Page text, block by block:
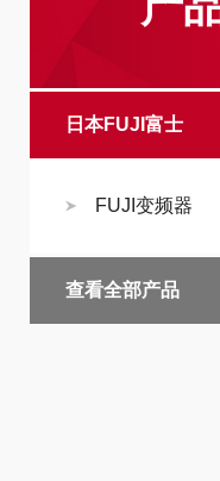
日本FUJI富士
FUJI变频器
查看全部产品